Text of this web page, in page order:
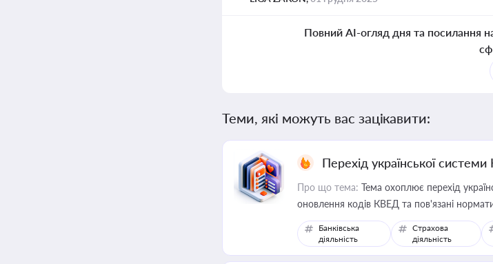
Повний AI-огляд дня та посилання
Теми, які можуть вас зацікавити:
Перехід української
Про що тема: Тема охоплює перехід
оновлення кодів КВЕД та пов'язані
Банківська
діяльність
Страхова
діяльність